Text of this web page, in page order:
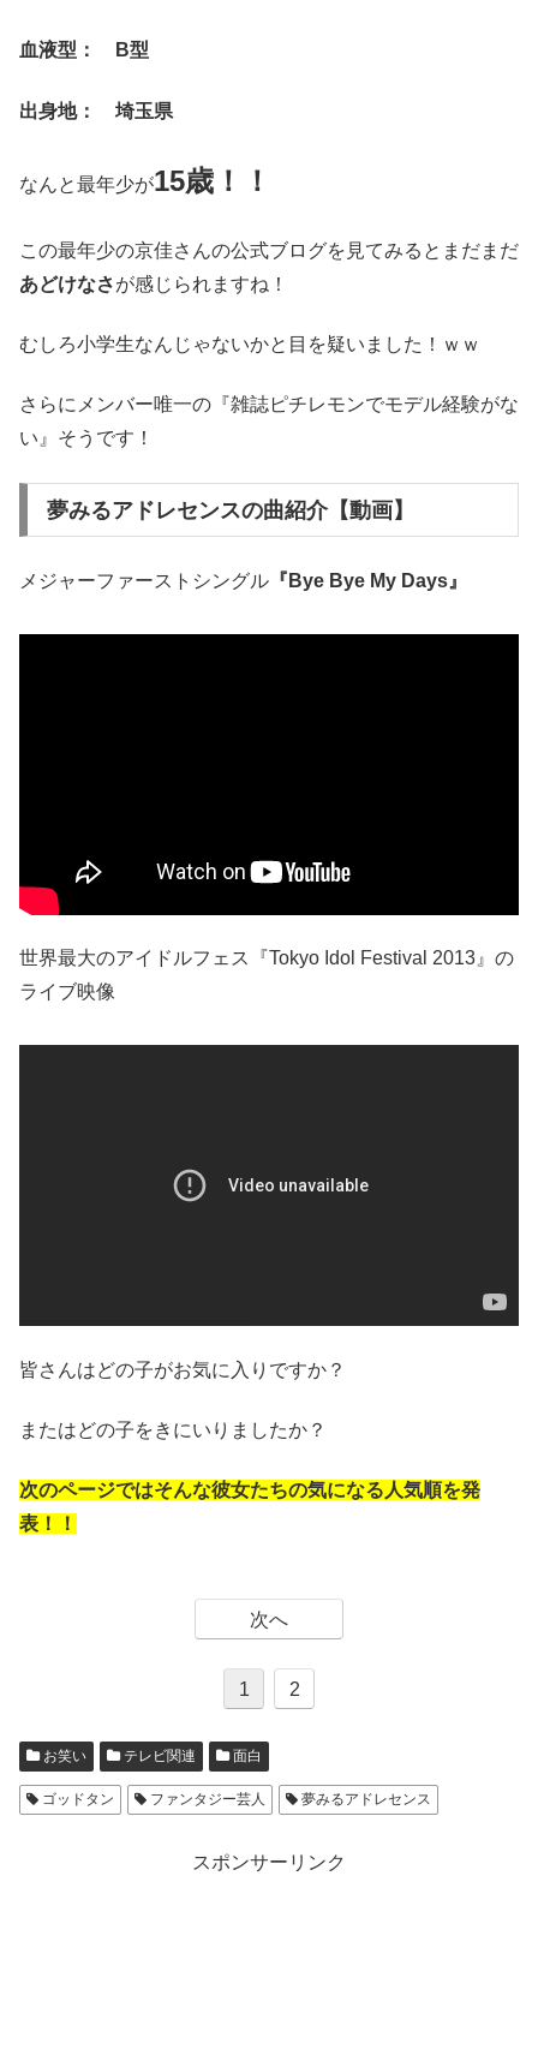
血液型： B型
出身地： 埼玉県
なんと最年少が15歳！！
この最年少の京佳さんの公式ブログを見てみるとまだまだ
あどけなさが感じられますね！
むしろ小学生なんじゃないかと目を疑いました！ｗｗ
さらにメンバー唯一の『雑誌ピチレモンでモデル経験がな
い』そうです！
夢みるアドレセンスの曲紹介【動画】
メジャーファーストシングル 『Bye Bye My Days』
世界最大のアイドルフェス『Tokyo Idol Festival 2013』の
ライブ映像
皆さんはどの子がお気に入りですか？
またはどの子をきにいりましたか？
次のページではそんな彼女たちの気になる人気順を発
表！！
次へ
1 2
お笑い テレビ関連 面白
ゴッドタン ファンタジー芸人 夢みるアドレセンス
スポンサーリンク